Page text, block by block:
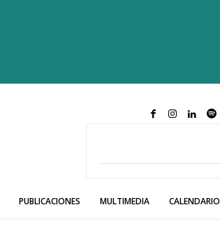
PUBLICACIONES MULTIMEDIA CALENDARIO